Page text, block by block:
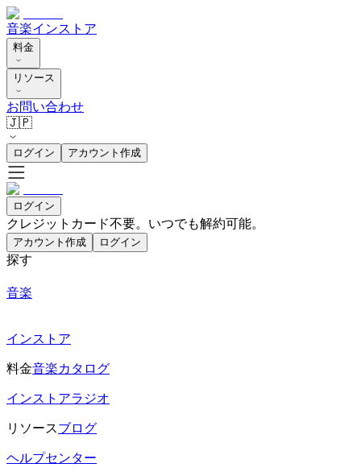
音楽インストア
料金
リソース
お問い合わせ
🇯🇵
ログイン アカウント作成
ログイン
クレジットカード不要。いつでも解約可能。
アカウント作成 ログイン
探す
音楽
インストア
料金音楽カタログ
インストアラジオ
リソースブログ
ヘルプセンター